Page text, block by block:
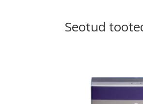
Seotud